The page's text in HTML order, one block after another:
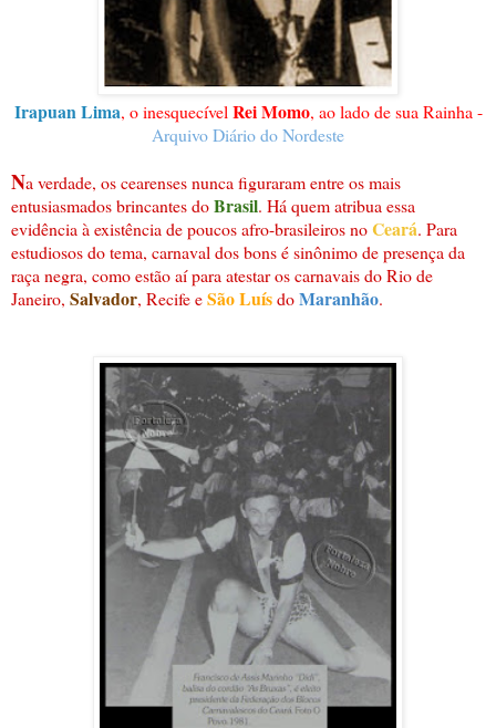
Irapuan Lima, o inesquecível Rei Momo, ao lado de sua Rainha -
Arquivo Diário do Nordeste
Na verdade, os cearenses nunca figuraram entre os mais
entusiasmados brincantes doBrasil. Há quem atribua essa
evidência à existência de poucos afro-brasileiros noCeará. Para
estudiosos do tema, carnaval dos bons é sinônimo de presença da
raça negra, como estão aí para atestar os carnavais do Rio de
Janeiro, Salvador, Recife eSão LuísdoMaranhão.